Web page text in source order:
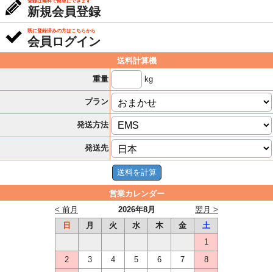
新規会員登録
既に登録済みの方はこちらから
会員ログイン
送料計算機
重量
kg
プラン
発送方法
発送先
営業カレンダー
2026年8月
< 前月
翌月 >
日
月 火 水 木 金
土
1
2
3 4 5 6 7
8